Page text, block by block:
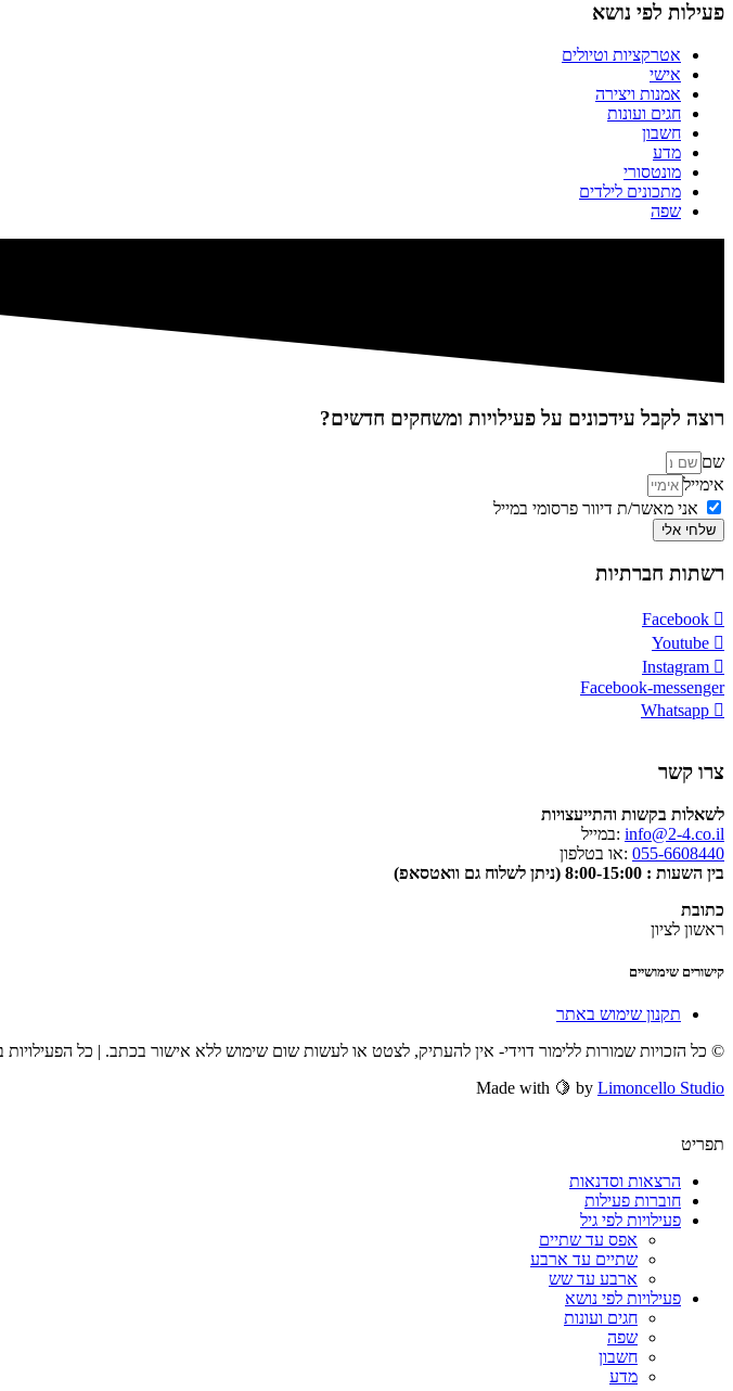
פעילות לפי נושא
אטרקציות וטיולים
אישי
אמנות ויצירה
חגים ועונות
חשבון
מדע
מונטסורי
מתכונים לילדים
שפה
רוצה לקבל עידכונים על פעילויות ומשחקים חדשים?
שם
אימייל
אני מאשר/ת דיוור פרסומי במייל
שלחי אלי
רשתות חברתיות
Facebook
Youtube
Instagram
Facebook-messenger
Whatsapp
צרו קשר
לשאלות בקשות והתייעצויות
info@2-4.co.il :במייל
055-6608440 :או בטלפון
בין השעות : 8:00-15:00 (ניתן לשלוח גם וואטסאפ)
כתובת
ראשון לציון
קישורים שימושיים
תקנון שימוש באתר
© כל הזכויות שמורות ללימור דוידי- אין להעתיק, לצטט או לעשות שום שימוש ללא אישור בכתב. | כל
Made with 🍋 by Limoncello Studio
תפריט
הרצאות וסדנאות
חוברות פעילות
פעילויות לפי גיל
אפס עד שתיים
שתיים עד ארבע
ארבע עד שש
פעילויות לפי נושא
חגים ועונות
שפה
חשבון
מדע